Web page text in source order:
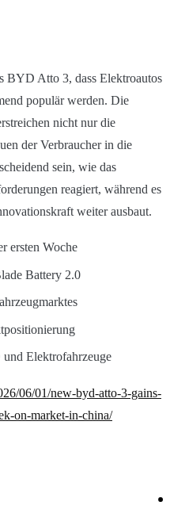
BYD Atto 3, dass Elektroautos
populär werden. Die
nicht nur die
der Verbraucher in die
sein, wie das
reagiert, während es
weiter ausbaut.
ersten Woche
Battery 2.0
Elektrofahrzeuge
06/01/new-byd-atto-3-gains-
on-market-in-china/